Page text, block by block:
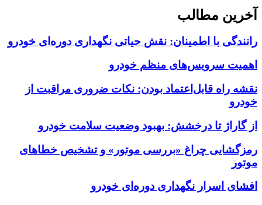
آخرین مطالب
رانندگی با اطمینان: نقش حیاتی نگهداری دوره‌ای خودرو
اهمیت سرویس‌های منظم خودرو
نقشه راه قابل‌اعتماد بودن: نکات ضروری مراقبت از
خودرو
از گاراژ تا درخشش: بهبود وضعیت سلامت خودرو
رمزگشایی چراغ «بررسی موتور» و تشخیص خطاهای
موتور
افشای اسرار نگهداری دوره‌ای خودرو